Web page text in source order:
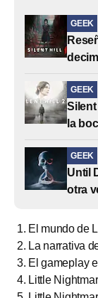
GEEK
GEEK
Silent
la
GEEK
Until
otra
El mundo de
La narrativa
El gameplay
Little